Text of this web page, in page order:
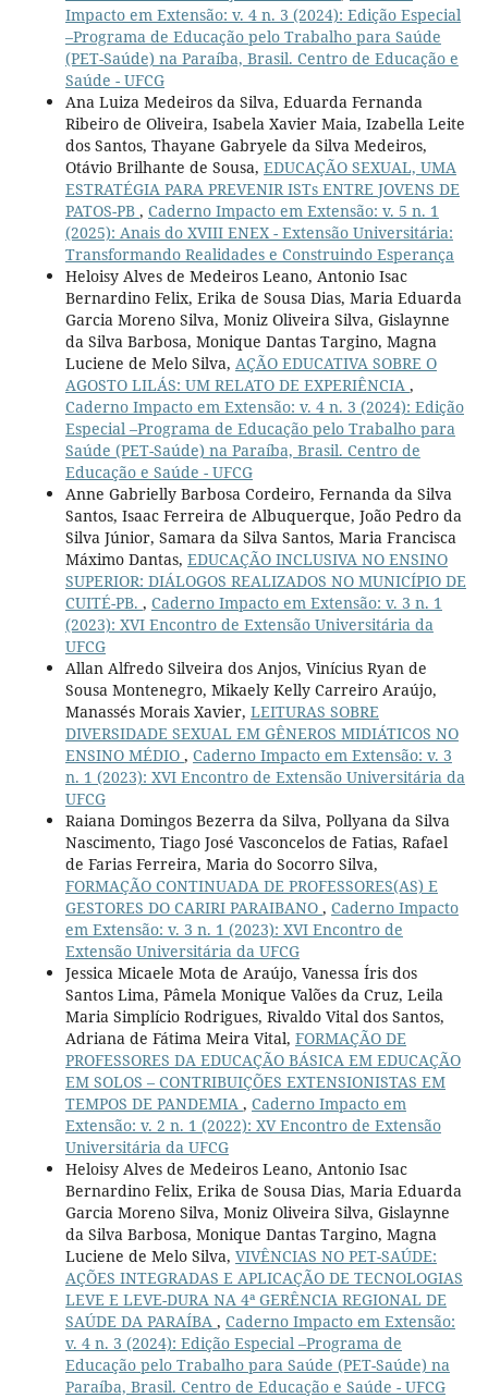
Impacto em Extensão: v. 4 n. 3 (2024): Edição Especial
–Programa de Educação pelo Trabalho para Saúde
(PET-Saúde) na Paraíba, Brasil. Centro de Educação e
Saúde - UFCG
Ana Luiza Medeiros da Silva, Eduarda Fernanda
Ribeiro de Oliveira, Isabela Xavier Maia, Izabella Leite
dos Santos, Thayane Gabryele da Silva Medeiros,
Otávio Brilhante de Sousa, EDUCAÇÃO SEXUAL, UMA
ESTRATÉGIA PARA PREVENIR ISTs ENTRE JOVENS DE
PATOS-PB , Caderno Impacto em Extensão: v. 5 n. 1
(2025): Anais do XVIII ENEX - Extensão Universitária:
Transformando Realidades e Construindo Esperança
Heloisy Alves de Medeiros Leano, Antonio Isac
Bernardino Felix, Erika de Sousa Dias, Maria Eduarda
Garcia Moreno Silva, Moniz Oliveira Silva, Gislaynne
da Silva Barbosa, Monique Dantas Targino, Magna
Luciene de Melo Silva, AÇÃO EDUCATIVA SOBRE O
AGOSTO LILÁS: UM RELATO DE EXPERIÊNCIA ,
Caderno Impacto em Extensão: v. 4 n. 3 (2024): Edição
Especial –Programa de Educação pelo Trabalho para
Saúde (PET-Saúde) na Paraíba, Brasil. Centro de
Educação e Saúde - UFCG
Anne Gabrielly Barbosa Cordeiro, Fernanda da Silva
Santos, Isaac Ferreira de Albuquerque, João Pedro da
Silva Júnior, Samara da Silva Santos, Maria Francisca
Máximo Dantas, EDUCAÇÃO INCLUSIVA NO ENSINO
SUPERIOR: DIÁLOGOS REALIZADOS NO MUNICÍPIO DE
CUITÉ-PB. , Caderno Impacto em Extensão: v. 3 n. 1
(2023): XVI Encontro de Extensão Universitária da
UFCG
Allan Alfredo Silveira dos Anjos, Vinícius Ryan de
Sousa Montenegro, Mikaely Kelly Carreiro Araújo,
Manassés Morais Xavier, LEITURAS SOBRE
DIVERSIDADE SEXUAL EM GÊNEROS MIDIÁTICOS NO
ENSINO MÉDIO , Caderno Impacto em Extensão: v. 3
n. 1 (2023): XVI Encontro de Extensão Universitária da
UFCG
Raiana Domingos Bezerra da Silva, Pollyana da Silva
Nascimento, Tiago José Vasconcelos de Fatias, Rafael
de Farias Ferreira, Maria do Socorro Silva,
FORMAÇÃO CONTINUADA DE PROFESSORES(AS) E
GESTORES DO CARIRI PARAIBANO , Caderno Impacto
em Extensão: v. 3 n. 1 (2023): XVI Encontro de
Extensão Universitária da UFCG
Jessica Micaele Mota de Araújo, Vanessa Íris dos
Santos Lima, Pâmela Monique Valões da Cruz, Leila
Maria Simplício Rodrigues, Rivaldo Vital dos Santos,
Adriana de Fátima Meira Vital, FORMAÇÃO DE
PROFESSORES DA EDUCAÇÃO BÁSICA EM EDUCAÇÃO
EM SOLOS – CONTRIBUIÇÕES EXTENSIONISTAS EM
TEMPOS DE PANDEMIA , Caderno Impacto em
Extensão: v. 2 n. 1 (2022): XV Encontro de Extensão
Universitária da UFCG
Heloisy Alves de Medeiros Leano, Antonio Isac
Bernardino Felix, Erika de Sousa Dias, Maria Eduarda
Garcia Moreno Silva, Moniz Oliveira Silva, Gislaynne
da Silva Barbosa, Monique Dantas Targino, Magna
Luciene de Melo Silva, VIVÊNCIAS NO PET-SAÚDE:
AÇÕES INTEGRADAS E APLICAÇÃO DE TECNOLOGIAS
LEVE E LEVE-DURA NA 4ª GERÊNCIA REGIONAL DE
SAÚDE DA PARAÍBA , Caderno Impacto em Extensão:
v. 4 n. 3 (2024): Edição Especial –Programa de
Educação pelo Trabalho para Saúde (PET-Saúde) na
Paraíba, Brasil. Centro de Educação e Saúde - UFCG